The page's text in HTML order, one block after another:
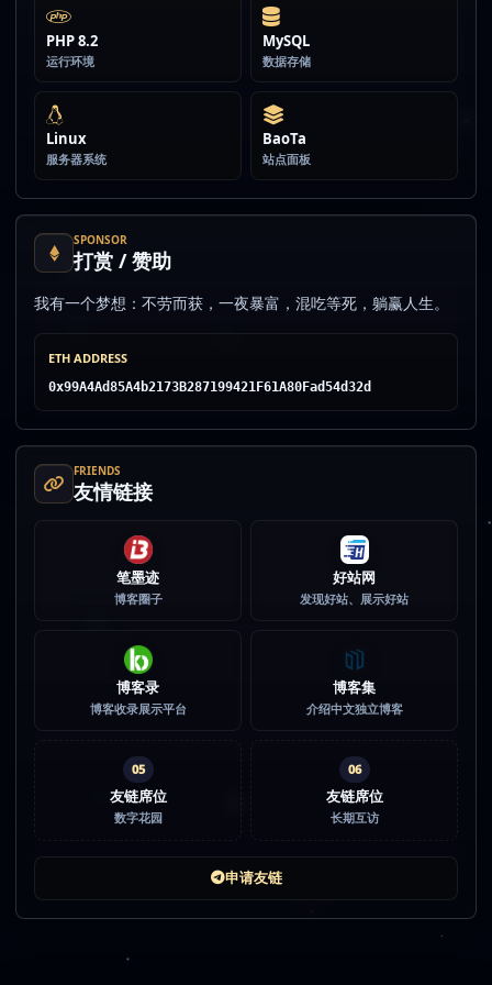
PHP 8.2
运行环境
MySQL
数据存储
Linux
服务器系统
BaoTa
站点面板
SPONSOR
打赏 / 赞助
我有一个梦想：不劳而获，一夜暴富，混吃等死，躺赢人生。
ETH ADDRESS
0x99A4Ad85A4b2173B287199421F61A80Fad54d32d
FRIENDS
友情链接
笔墨迹
博客圈子
好站网
发现好站、展示好站
博客录
博客收录展示平台
博客集
介绍中文独立博客
05
友链席位
数字花园
06
友链席位
长期互访
申请友链